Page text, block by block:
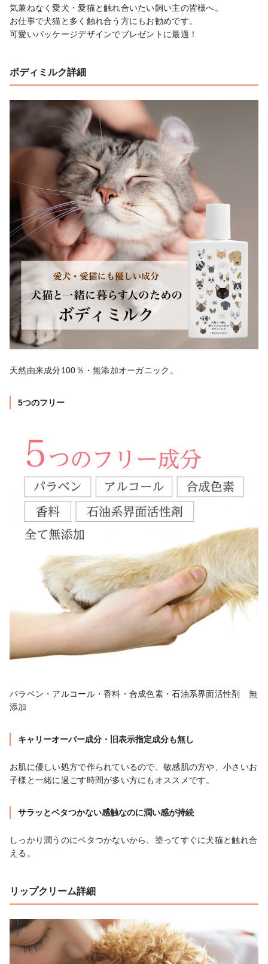
気兼ねなく愛犬・愛猫と触れ合いたい飼い主の皆様へ。
お仕事で犬猫と多く触れ合う方にもお勧めです。
可愛いパッケージデザインでプレゼントに最適！
ボディミルク詳細
天然由来成分100％・無添加オーガニック。
5つのフリー
パラベン・アルコール・香料・合成色素・石油系界面活性剤　無
添加
キャリーオーバー成分・旧表示指定成分も無し
お肌に優しい処方で作られているので、敏感肌の方や、小さいお
子様と一緒に過ごす時間が多い方にもオススメです。
サラッとベタつかない感触なのに潤い感が持続
しっかり潤うのにベタつかないから、塗ってすぐに犬猫と触れ合
える。
リップクリーム詳細